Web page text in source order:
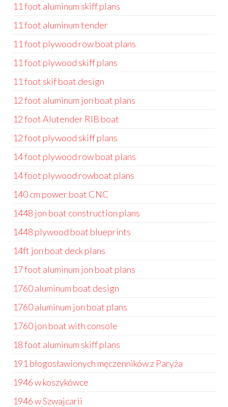
11 foot aluminum skiff plans
11 foot aluminum tender
11 foot plywood row boat plans
11 foot plywood skiff plans
11 foot skif boat design
12 foot aluminum jon boat plans
12 foot Alutender RIB boat
12 foot plywood skiff plans
14 foot plywood row boat plans
14 foot plywood rowboat plans
140 cm power boat CNC
1448 jon boat construction plans
1448 plywood boat blueprints
14ft jon boat deck plans
17 foot aluminum jon boat plans
1760 aluminum boat design
1760 aluminum jon boat plans
1760 jon boat with console
18 foot aluminum skiff plans
191 błogosławionych męczenników z Paryża
1946 w koszykówce
1946 w Szwajcarii